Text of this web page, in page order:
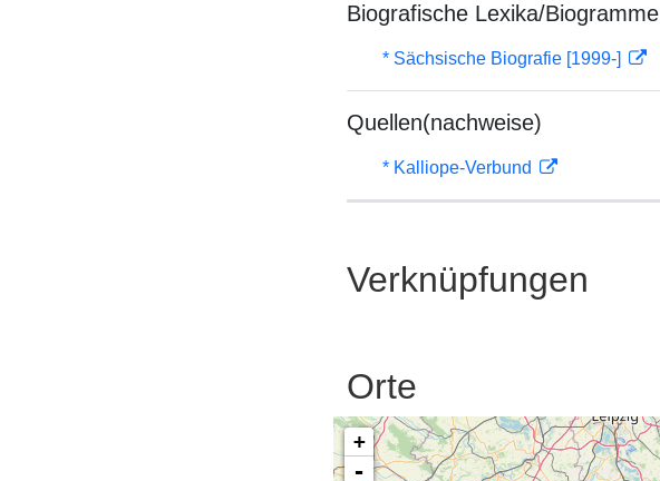
Biografische Lexika/Biogramme
* Sächsische Biografie [1999-]
Quellen(nachweise)
* Kalliope-Verbund
Verknüpfungen
Orte
+
-